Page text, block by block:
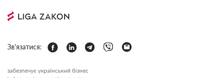
Зв'язатися:
забезпечує український бізнес